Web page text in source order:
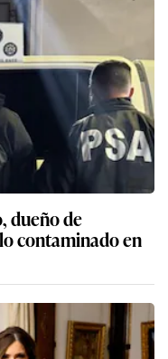
dueño de
contaminado en